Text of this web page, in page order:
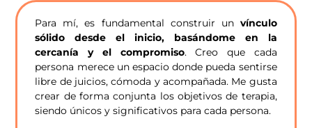
Para mí, es fundamental construir un vínculo
sólido desde el inicio, basándome en la
cercanía y el compromiso. Creo que cada
persona merece un espacio donde pueda sentirse
libre de juicios, cómoda y acompañada. Me gusta
crear de forma conjunta los objetivos de terapia,
siendo únicos y significativos para cada persona.